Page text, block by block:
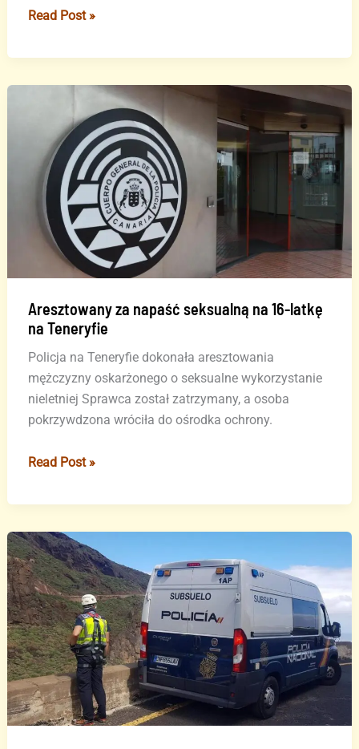
24
więzienia
podpalił
swoją
partnerkę
zamordował
Read Post »
Aresztowany za napaść seksualną na 16-latkę
na Teneryfie
Policja na Teneryfie dokonała aresztowania
mężczyzny oskarżonego o seksualne wykorzystanie
nieletniej Sprawca został zatrzymany, a osoba
pokrzywdzona wróciła do ośrodka ochrony.
Aresztowany
napaść
na
16-
latkę
na
Teneryfie
Read Post »